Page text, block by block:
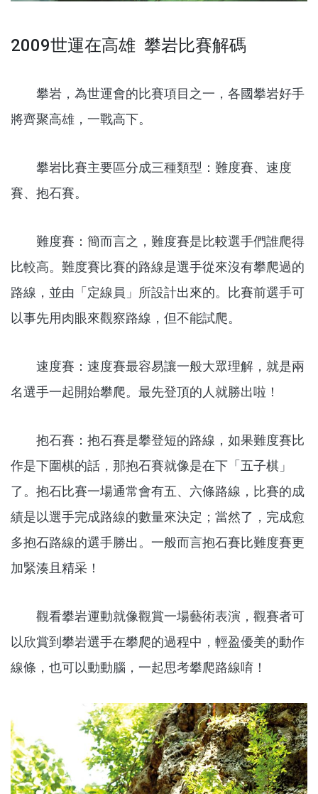
2009世運在高雄 攀岩比賽解碼
攀岩，為世運會的比賽項目之一，各國攀岩好手
將齊聚高雄，一戰高下。
攀岩比賽主要區分成三種類型：難度賽、速度
賽、抱石賽。
難度賽：簡而言之，難度賽是比較選手們誰爬得
比較高。難度賽比賽的路線是選手從來沒有攀爬過的
路線，並由「定線員」所設計出來的。比賽前選手可
以事先用肉眼來觀察路線，但不能試爬。
速度賽：速度賽最容易讓一般大眾理解，就是兩
名選手一起開始攀爬。最先登頂的人就勝出啦！
抱石賽：抱石賽是攀登短的路線，如果難度賽比
作是下圍棋的話，那抱石賽就像是在下「五子棋」
了。抱石比賽一場通常會有五、六條路線，比賽的成
績是以選手完成路線的數量來決定；當然了，完成愈
多抱石路線的選手勝出。一般而言抱石賽比難度賽更
加緊湊且精采！
觀看攀岩運動就像觀賞一場藝術表演，觀賽者可
以欣賞到攀岩選手在攀爬的過程中，輕盈優美的動作
線條，也可以動動腦，一起思考攀爬路線唷！